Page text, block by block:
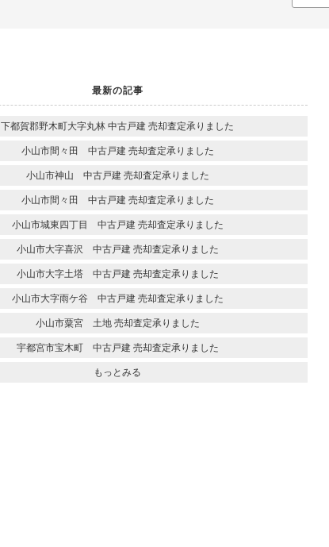
最新の記事
下都賀郡野木町大字丸林 中古戸建 売却査定承りました
小山市間々田 中古戸建 売却査定承りました
小山市神山 中古戸建 売却査定承りました
小山市間々田 中古戸建 売却査定承りました
小山市城東四丁目 中古戸建 売却査定承りました
小山市大字喜沢 中古戸建 売却査定承りました
小山市大字土塔 中古戸建 売却査定承りました
小山市大字雨ケ谷 中古戸建 売却査定承りました
小山市粟宮 土地 売却査定承りました
宇都宮市宝木町 中古戸建 売却査定承りました
もっとみる